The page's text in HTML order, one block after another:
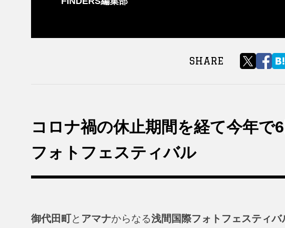
SHARE
コロナ禍の休止期間を経て今年で
フォトフェスティバル
御代田町と アマナからなる浅間国際フォトフェスティ